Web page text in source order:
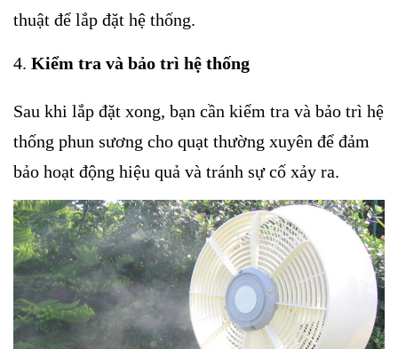
thuật để lắp đặt hệ thống.
Kiểm tra và bảo trì hệ thống
Sau khi lắp đặt xong, bạn cần kiểm tra và bảo trì hệ
thống phun sương cho quạt thường xuyên để đảm
bảo hoạt động hiệu quả và tránh sự cố xảy ra.